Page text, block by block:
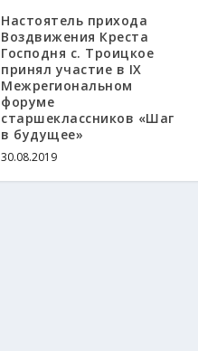
Настоятель прихода
Воздвижения Креста
Господня с. Троицкое
принял участие в IX
Межрегиональном
форуме
старшеклассников «Шаг
в будущее»
30.08.2019